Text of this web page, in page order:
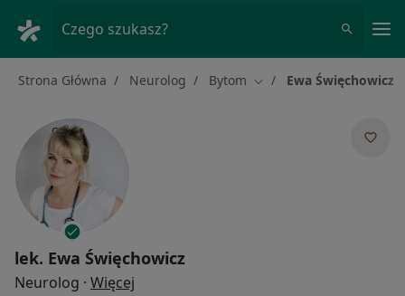
Czego szukasz?
Strona Główna Neurolog Bytom Zmień miasto
Ewa Święchowicz
lek. Ewa Święchowicz
Neurolog · Więcej